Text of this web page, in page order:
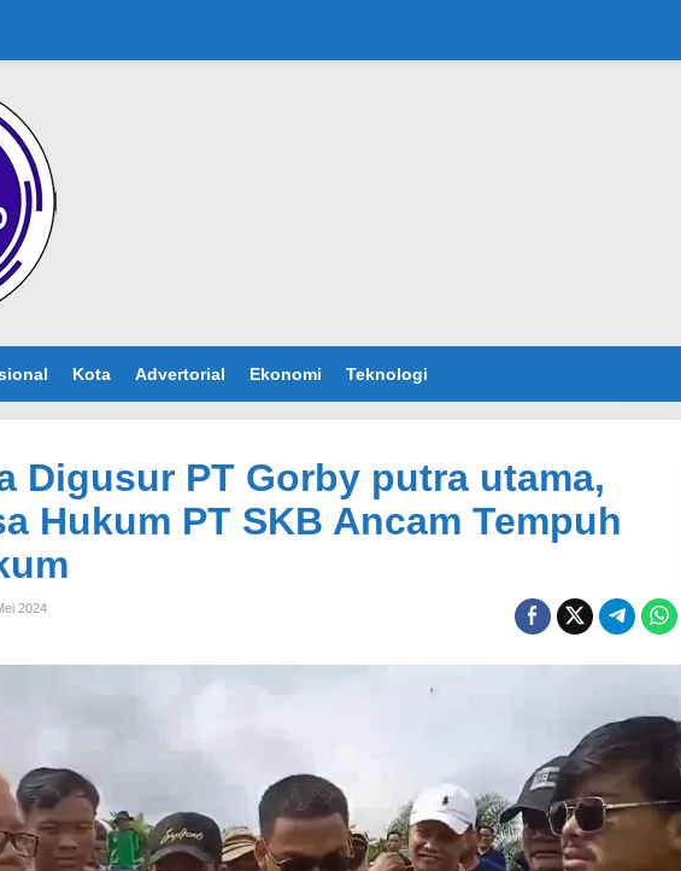
Kota Advertorial Ekonomi Teknologi
Digusur PT Gorby putra utama,
Hukum PT SKB Ancam Tempuh
2024